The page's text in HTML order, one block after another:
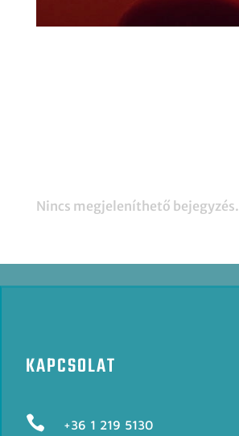
Nincs megjeleníthető bejegyzés.
KAPCSOLAT
 +36 1 219 5130